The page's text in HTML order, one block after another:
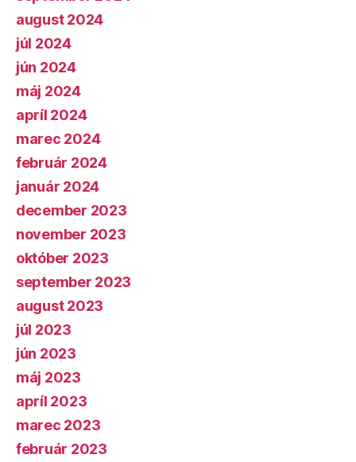
august 2024
júl 2024
jún 2024
máj 2024
apríl 2024
marec 2024
február 2024
január 2024
december 2023
november 2023
október 2023
september 2023
august 2023
júl 2023
jún 2023
máj 2023
apríl 2023
marec 2023
február 2023